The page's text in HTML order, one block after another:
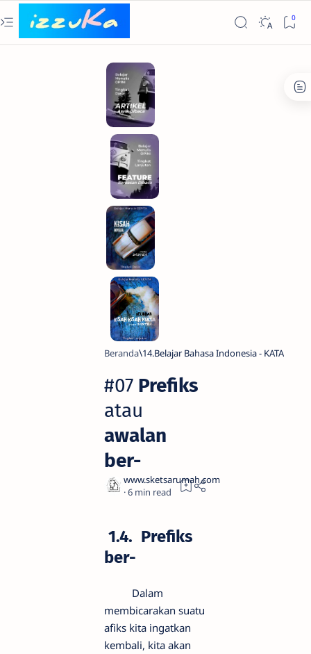
Beranda 14.Belajar Bahasa Indonesia - KATA
#07 Prefiks
atau
awalan
ber-
6
1.4. Prefiks
ber-
Dalam
membicarakan suatu
afiks kita ingatkan
kembali, kita akan